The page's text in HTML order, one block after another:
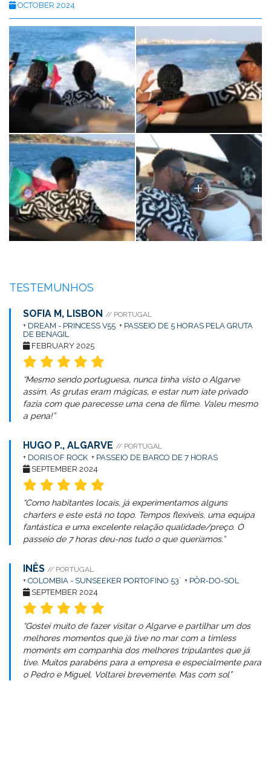
OCTOBER 2024
TESTEMUNHOS
SOFIA M, LISBON // PORTUGAL
+ DREAM - PRINCESS V55 + PASSEIO DE 5 HORAS PELA GRUTA
DE BENAGIL
FEBRUARY 2025
“Mesmo sendo portuguesa, nunca tinha visto o Algarve
assim. As grutas eram mágicas, e estar num iate privado
fazia com que parecesse uma cena de filme. Valeu mesmo
a pena!”
HUGO P., ALGARVE // PORTUGAL
+ DORIS OF ROCK + PASSEIO DE BARCO DE 7 HORAS
SEPTEMBER 2024
“Como habitantes locais, já experimentamos alguns
charters e este está no topo. Tempos flexíveis, uma equipa
fantástica e uma excelente relação qualidade/preço. O
passeio de 7 horas deu-nos tudo o que queríamos.”
INÊS // PORTUGAL
+ COLOMBIA - SUNSEEKER PORTOFINO 53´ + PÔR-DO-SOL
SEPTEMBER 2024
“Gostei muito de fazer visitar o Algarve e partilhar um dos
melhores momentos que já tive no mar com a timless
moments em companhia dos melhores tripulantes que já
tive. Muitos parabéns para a empresa e especialmente para
o Pedro e Miguel. Voltarei brevemente. Mas com sol”